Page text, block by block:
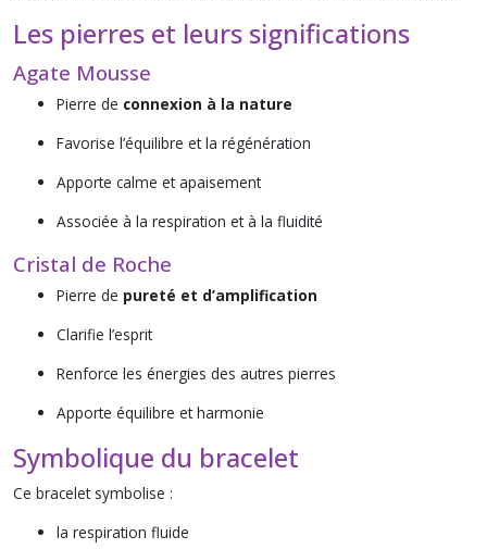
Les pierres et leurs significations
Agate Mousse
Pierre de connexion à la nature
Favorise l’équilibre et la régénération
Apporte calme et apaisement
Associée à la respiration et à la fluidité
Cristal de Roche
Pierre de pureté et d’amplification
Clarifie l’esprit
Renforce les énergies des autres pierres
Apporte équilibre et harmonie
Symbolique du bracelet
Ce bracelet symbolise :
la respiration fluide